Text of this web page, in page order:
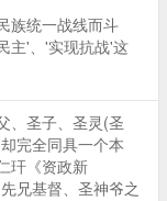
族统一战线而斗
主'、'实现抗战'这
、圣子、圣灵(圣
完全同具一个本
玕《资政新
兄基督、圣神爷之